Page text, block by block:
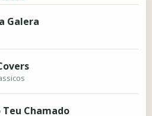
Galera
Chamado